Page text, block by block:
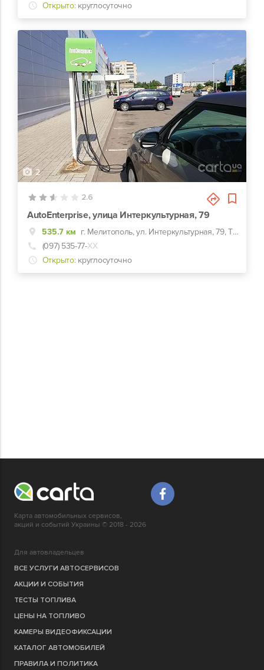
Открыто: круглосуточно
2
2.6
AutoEnterprise, улица Интеркультурная, 79
535.7 км
г. Мелитополь, ул. Интеркультурная, 79, ТЦ АМСТОР
(097) 535-77-ХХ
Открыто: круглосуточно
Карта автомобильных сервисов,
акций и событий Украины © 2018 - 2026
Для автовладельцев
ВСЕ УСЛУГИ АВТОСЕРВИСОВ
АКЦИИ И СОБЫТИЯ
ТЕСТЫ ТОПЛИВА
ЦЕНЫ НА ТОПЛИВО
КАМЕРЫ ВИДЕОФИКСАЦИИ
КАТАЛОГ АВТОМОБИЛЕЙ
ПРАВИЛА И ПОЛИТИКА